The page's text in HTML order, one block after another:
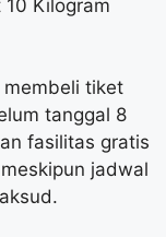
Kilogram
membeli tiket
tanggal 8
fasilitas gratis
jadwal